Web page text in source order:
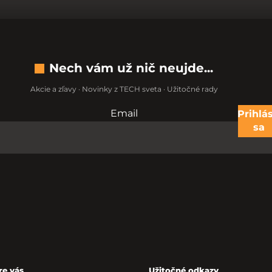
Nech vám už nič neujde...
Akcie a zľavy · Novinky z TECH sveta · Užitočné rady
Nevypĺňajte toto pole:
Email
sa